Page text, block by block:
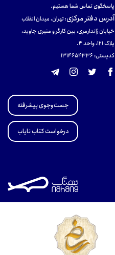
پاسخگوی تماس شما هستیم.
آدرس دفتر مرکزی:تهران، میدان انقلاب
خیابان ژاندارمری، بین کارگر و منیری جاوید،
پلاک 121، واحد ۴.
کدپستی: 131465433۶
جست‌وجوی پیشرفته
درخواست کتاب نایاب